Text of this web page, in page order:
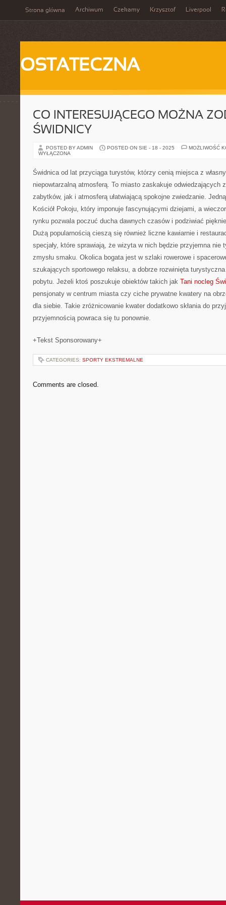
Strona główna Archiwum Czekamy Krzysztof Liverpool
OSTATECZNA
CO INTERESUJĄCEGO MOŻNA
ŚWIDNICY
POSTED BY ADMIN POSTED ON SIE - 18 - 2025
MOŻLIWOŚĆ
WYŁĄCZONA
Świdnica od lat przyciąga turystów, którzy cenią miejsca z
niepowtarzalną atmosferą. To miasto zaskakuje odwiedzających
zabytków, jak i atmosferą ułatwiającą spokojne zwiedzanie.
Kościół Pokoju, który imponuje fascynującymi dziejami, a
rynku pozwala poczuć ducha dawnych czasów i podziwiać
Dużą popularnością cieszą się również liczne kawiarnie i
specjały, które sprawiają, że wizyta w nich będzie przyjemna nie
zmysłu smaku. Okolica bogata jest w szlaki rowerowe i
szukających sportowego relaksu, a dobrze rozwinięta
pobytu. Jeżeli ktoś poszukuje obiektów takich jak Tani nocleg
pensjonaty w centrum miasta czy ciche prywatne kwatery na
dla siebie. Takie zróżnicowanie kwater dodatkowo skłania do
przyjemnością powraca się tu ponownie.
+Tekst Sponsorowany+
CATEGORIES: SPORTY EKSTREMALNE
Comments are closed.